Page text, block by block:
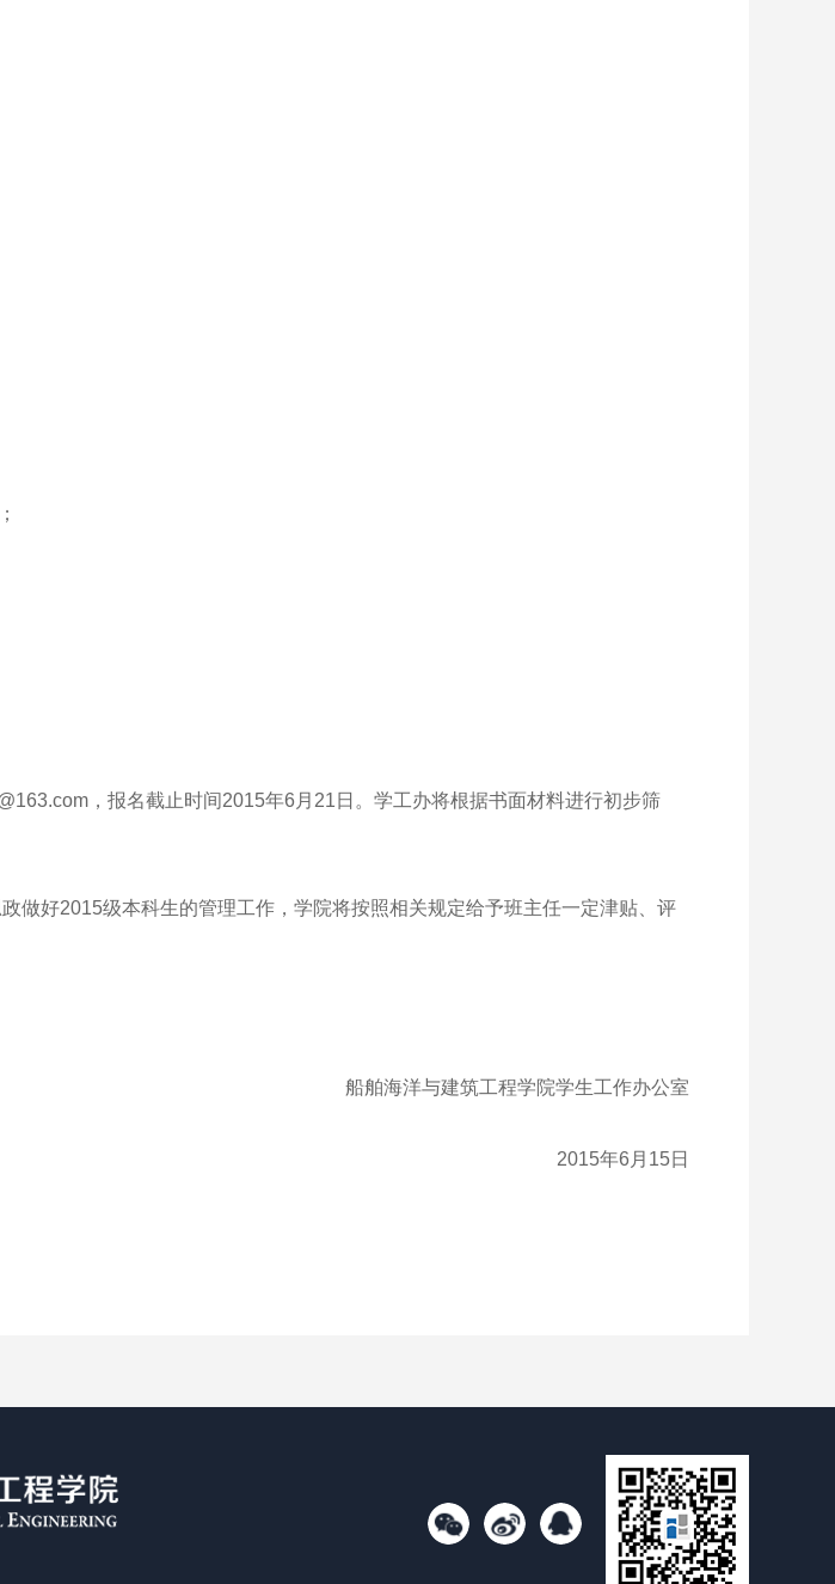
，报名截止时间2015年6月21日。学工办将根据书面材料进行初步筛
好2015级本科生的管理工作，学院将按照相关规定给予班主任一定津贴、评
船舶海洋与建筑工程学院学生工作办公室
2015年6月15日